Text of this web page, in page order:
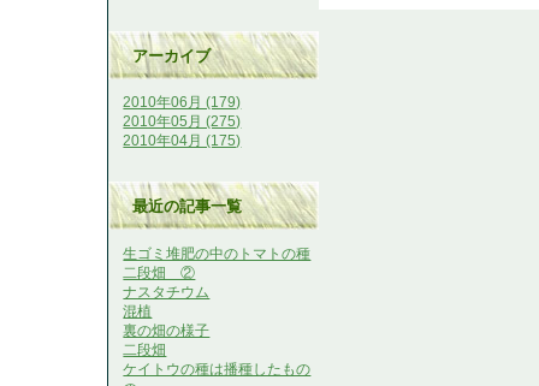
アーカイブ
2010年06月 (179)
2010年05月 (275)
2010年04月 (175)
最近の記事一覧
生ゴミ堆肥の中のトマトの種
二段畑 ②
ナスタチウム
混植
裏の畑の様子
二段畑
ケイトウの種は播種したもの